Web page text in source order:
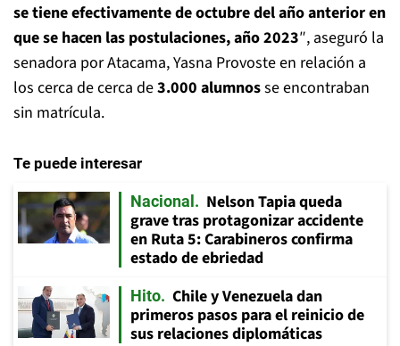
se tiene efectivamente de octubre del año anterior en
que se hacen las postulaciones, año 2023″, aseguró la
senadora por Atacama, Yasna Provoste en relación a
los cerca de cerca de3.000 alumnosse encontraban
sin matrícula.
Te puede interesar
Nacional
Nelson Tapia queda
grave tras protagonizar accidente
en Ruta 5: Carabineros confirma
estado de ebriedad
Hito
Chile y Venezuela dan
primeros pasos para el reinicio de
sus relaciones diplomáticas